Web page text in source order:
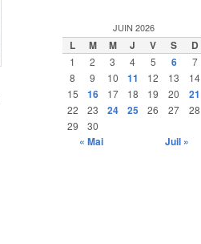
JUIN 2026
L M M J V S D
1 2 3 4 5 6
7
8
9 10 11 12 13
14
15
16 17 18 19 20 21
22 23 24 25 26 27
28
29
30
« Mai Juil »